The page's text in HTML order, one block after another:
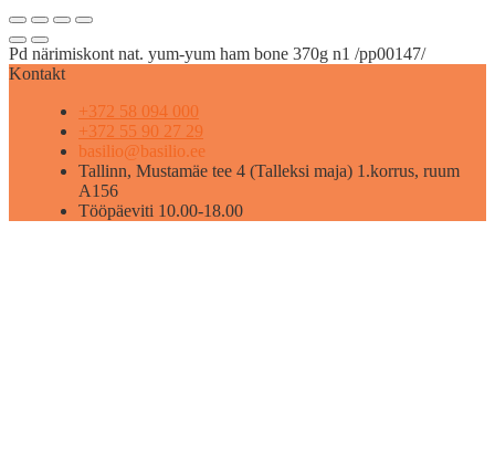
Pd närimiskont nat. yum-yum ham bone 370g n1 /pp00147/
Kontakt
+372 58 094 000
+372 55 90 27 29
basilio@basilio.ee
Tallinn, Mustamäe tee 4 (Talleksi maja) 1.korrus, ruum
A156
Tööpäeviti 10.00-18.00